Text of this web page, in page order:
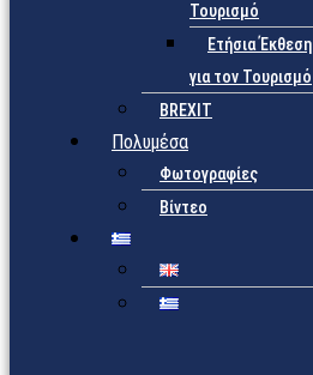
Τουρισμό
Ετήσια Έκθεση
για τον Τουρισμό
BREXIT
Πολυμέσα
Φωτογραφίες
Βίντεο